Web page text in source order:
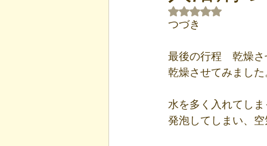
5つ星のうちNaN
つづき
最後の行程　乾燥さ
乾燥させてみまし
水を多く入れてし
発泡してしまい、